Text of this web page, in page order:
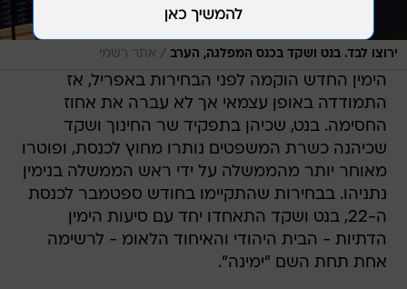
ירוצו לבד. בנט ושקד בכנס המפלגה, הערב / אתר רשמי
הימין החדש הוקמה לפני הבחירות באפריל, אז
התמודדה באופן עצמאי אך לא עברה את אחוז
החסימה. בנט, שכיהן בתפקיד שר החינוך ושקד
שכיהנה כשרת המשפטים נותרו מחוץ לכנסת, ופוטרו
מאוחר יותר מהממשלה על ידי ראש הממשלה בנימין
נתניהו. בבחירות שהתקיימו בחודש ספטמבר לכנסת
ה-22, בנט ושקד התאחדו יחד עם סיעות הימין
הדתיות - הבית היהודי והאיחוד הלאומ - לרשימה
אחת תחת השם "ימינה".